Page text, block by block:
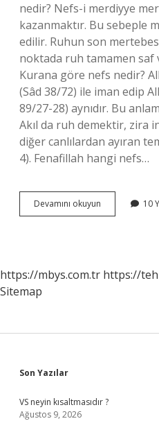
nedir? Nefs-i merdiyye
kazanmaktır. Bu sebeple
edilir. Ruhun son
noktada ruh tamamen saf
Kurana göre nefs nedir?
(Sâd 38/72) ile iman edip
89/27-28) aynıdır. Bu
Akıl da ruh demektir, zira
diğer canlılardan ayıran
4). Fenafillah hangi nefs…
Devamını okuyun
Çeşit
10
https://mbys.com.tr https://
Sitemap
Sidebar
Son Yazılar
VS neyin kısaltmasıdır ?
Ağustos 9, 2026